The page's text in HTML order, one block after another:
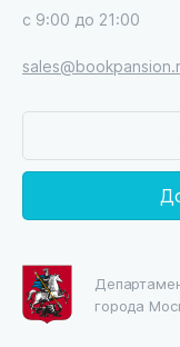
с 9:00 до 21:00
города